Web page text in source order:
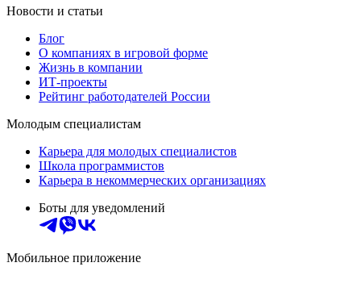
Новости и статьи
Блог
О компаниях в игровой форме
Жизнь в компании
ИТ-проекты
Рейтинг работодателей России
Молодым специалистам
Карьера для молодых специалистов
Школа программистов
Карьера в некоммерческих организациях
Боты для уведомлений
Мобильное приложение